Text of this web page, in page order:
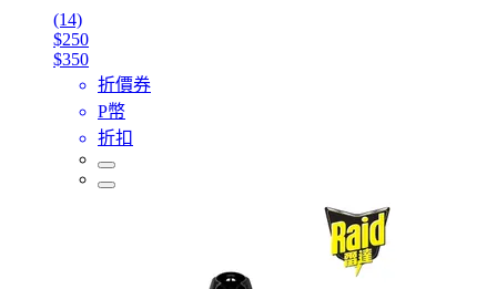
(14)
$250
$350
折價券
P幣
折扣